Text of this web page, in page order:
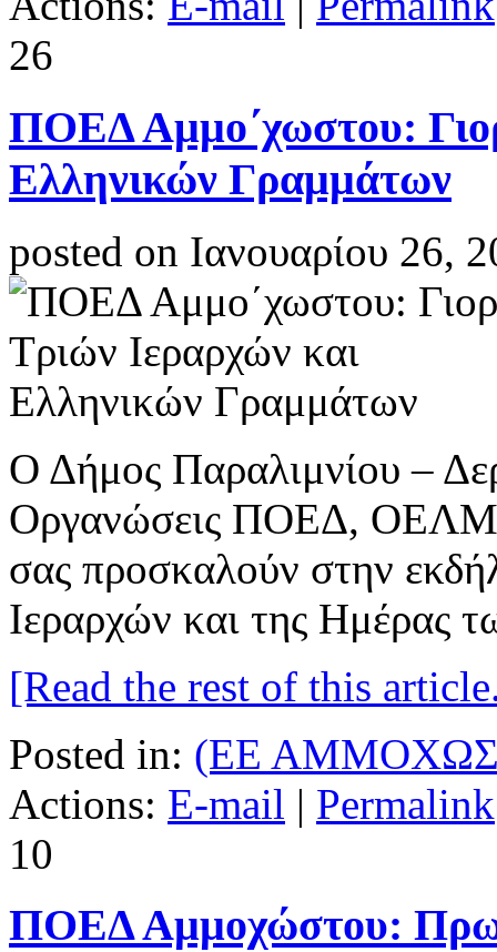
26
ΠΟΕΔ Αμμο΄χωστου:
Ελληνικών Γραμμάτων
posted on Ιανουαρίου 26,
Ο Δήμος Παραλιμνίου –
Οργανώσεις ΠΟΕΔ,
σας προσκαλούν στην
Ιεραρχών και της Ημέρας
[Read the rest of this
Posted in: (ΕΕ
Actions: E-mail | Permalink
10
ΠΟΕΔ Αμμοχώστου: